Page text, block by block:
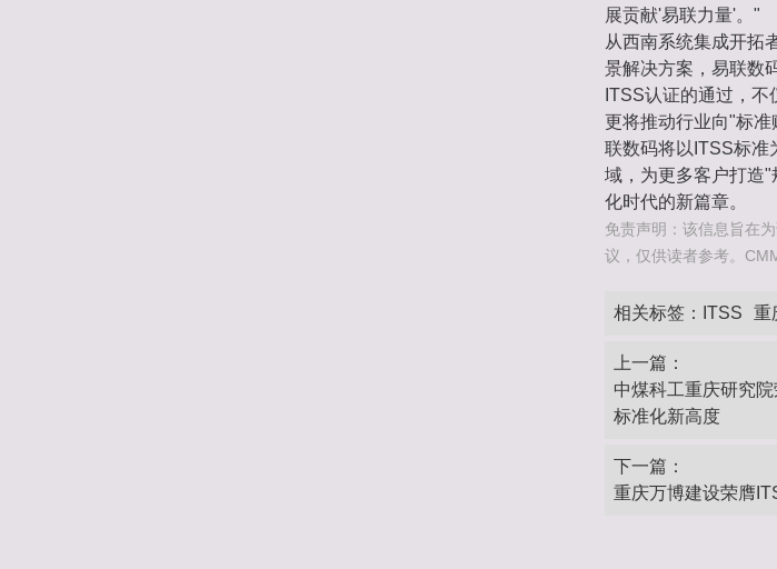
展贡献'易联力量'。"
从西南系统集成开拓
景解决方案，易联数
ITSS认证的通过，不
更将推动行业向"标
联数码将以ITSS标准
域，为更多客户打造
化时代的新篇章。
免责声明：该信息旨在
议，仅供读者参考。
相关标签： ITSS 重
上一篇：
中煤科工重庆研究
标准化新高度
下一篇：
重庆万博建设荣膺